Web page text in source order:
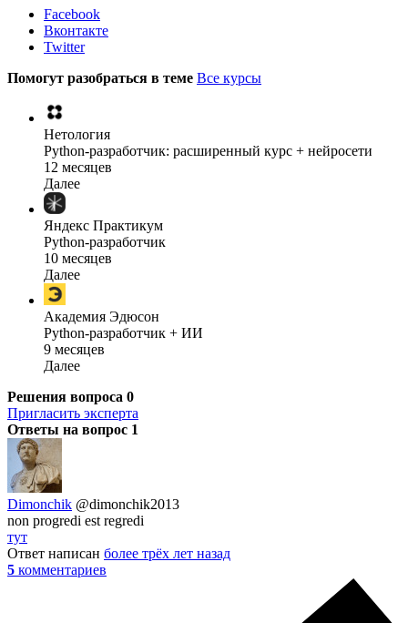
Facebook
Вконтакте
Twitter
Помогут разобраться в теме Все курсы
Нетология
Python-разработчик: расширенный курс + нейросети
12 месяцев
Далее
Яндекс Практикум
Python-разработчик
10 месяцев
Далее
Академия Эдюсон
Python-разработчик + ИИ
9 месяцев
Далее
Решения вопроса 0
Пригласить эксперта
Ответы на вопрос 1
Dimonchik @dimonchik2013
non progredi est regredi
тут
Ответ написан более трёх лет назад
5 комментариев